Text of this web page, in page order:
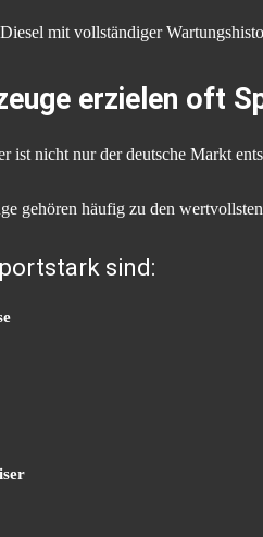
mit vollständiger
erzielen oft
ist nicht nur der deutsche Markt
gehören häufig zu den
sind: